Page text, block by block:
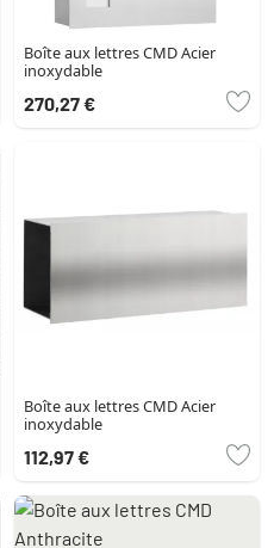
Boîte aux lettres CMD Acier
inoxydable
270,27 €
Boîte aux lettres CMD Acier
inoxydable
112,97 €